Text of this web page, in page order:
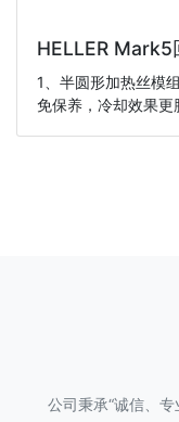
HELLER Mark5
1、半圆形加热丝模
免保养，冷却效果更
公司秉承“诚信、